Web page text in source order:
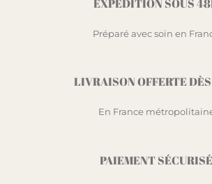
EXPEDITION SOUS
Préparé avec soin en
LIVRAISON OFFERTE
En France
PAIEMENT SÉCURISÉ